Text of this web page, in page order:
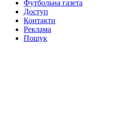
Футбольна газета
Доступ
Контакти
Реклама
Пошук